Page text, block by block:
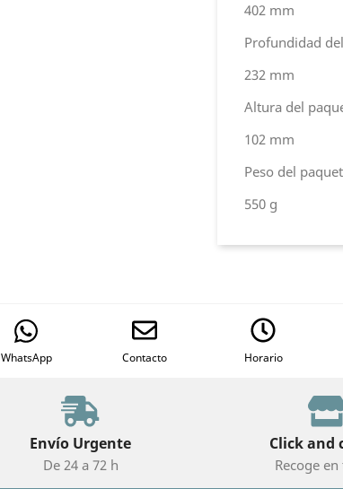
402 mm
Profundidad
232 mm
Altura del
102 mm
Peso del
550 g
WhatsApp Contacto Horario
Envío Urgente
De 24 a 72 h
Click and
Recoge